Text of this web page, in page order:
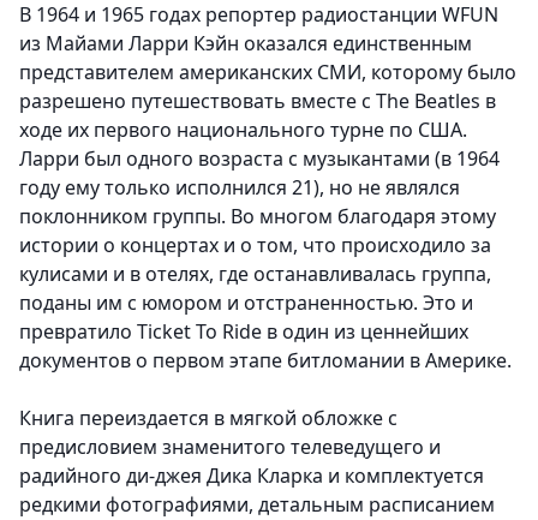
В 1964 и 1965 годах репортер радиостанции WFUN
из Майами Ларри Кэйн оказался единственным
представителем американских СМИ, которому было
разрешено путешествовать вместе с The Beatles в
ходе их первого национального турне по США.
Ларри был одного возраста с музыкантами (в 1964
году ему только исполнился 21), но не являлся
поклонником группы. Во многом благодаря этому
истории о концертах и о том, что происходило за
кулисами и в отелях, где останавливалась группа,
поданы им с юмором и отстраненностью. Это и
превратило Ticket To Ride в один из ценнейших
документов о первом этапе битломании в Америке.
Книга переиздается в мягкой обложке с
предисловием знаменитого телеведущего и
радийного ди-джея Дика Кларка и комплектуется
редкими фотографиями, детальным расписанием